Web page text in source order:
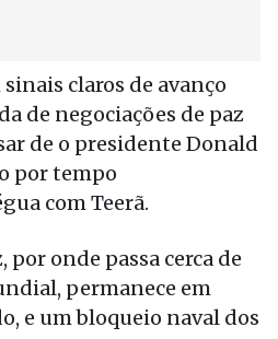
claros de avanço
de negociações de paz
de o presidente Donald
por tempo
com Teerã.
por onde passa cerca de
permanece em
e um bloqueio naval dos